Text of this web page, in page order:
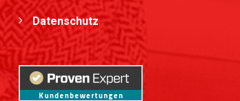
Datenschutz